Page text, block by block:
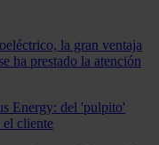
la gran ventaja
ha prestado la atención
Energy: del 'pulpito'
el cliente